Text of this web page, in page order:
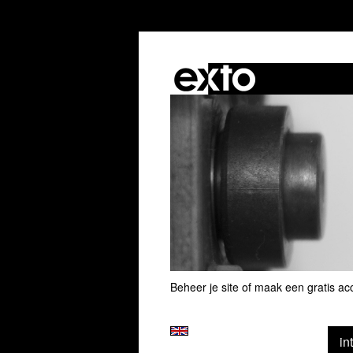
Beheer je site of maak een gratis